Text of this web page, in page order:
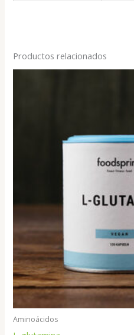
Productos relacionados
Aminoácidos